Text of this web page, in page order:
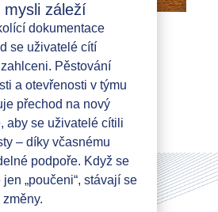
mysli záleží
dokumentace
se uživatelé cítí
Pěstování
a otevřenosti v týmu
přechod na nový
aby se uživatelé cítili
– díky včasnému
podpoře. Když se
„poučeni“, stávají se